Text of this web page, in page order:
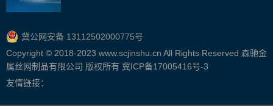
冀公网安备 13112502000775号
Copyright © 2018-2023 www.scjinshu.cn All Rights Reserved 森驰金
属丝网制品有限公司 版权所有 冀ICP备17005416号-3
友情链接：